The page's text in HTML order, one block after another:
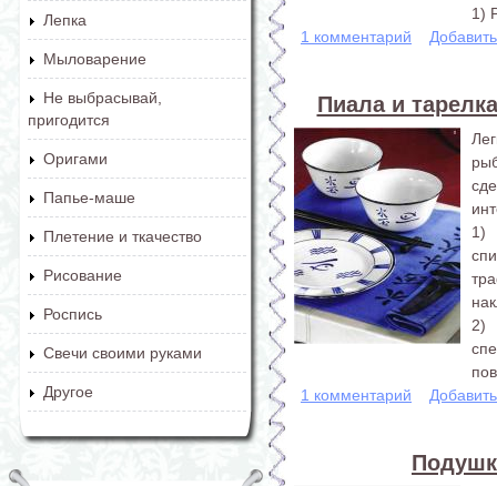
Лепка
Мыловарение
Не выбрасывай,
пригодится
Оригами
Папье-маше
Плетение и ткачество
Рисование
Роспись
Свечи своими руками
Другое
1)
1 комментарий
Пиала и
1)
2)
1 комментарий